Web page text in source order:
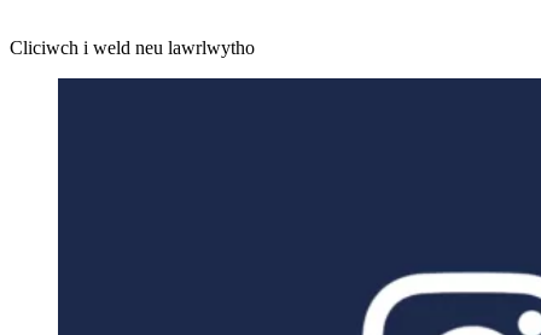
Cliciwch i weld neu lawrlwytho